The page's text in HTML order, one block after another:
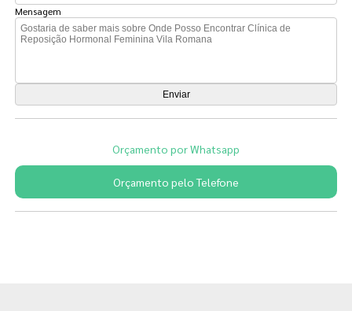
Mensagem
Orçamento por Whatsapp
Orçamento pelo Telefone